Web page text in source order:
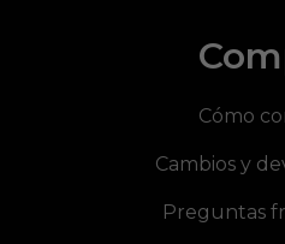
Cómo
Cambios y
Preguntas